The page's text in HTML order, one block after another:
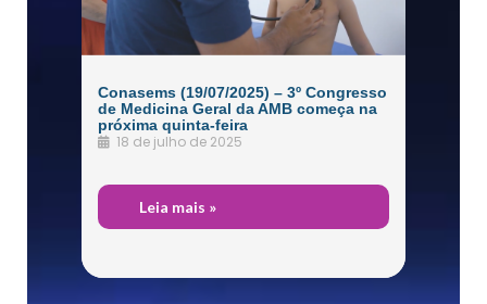
Conasems (19/07/2025) – 3º Congresso
de Medicina Geral da AMB começa na
próxima quinta-feira
18 de julho de 2025
Leia mais »